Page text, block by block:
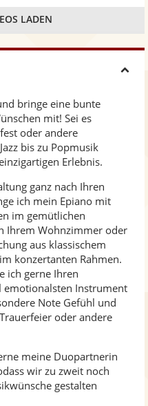
For You (Pop)
LADEN
bringe eine bunte
mit! Sei es
oder andere
bis zu Popmusik
Erlebnis.
ganz nach Ihren
ich mein Epiano mit
im gemütlichen
Ihrem Wohnzimmer oder
aus klassischem
konzertanten Rahmen.
ich gerne Ihren
emotionalsten Instrument
Note Gefühl und
oder andere
meine Duopartnerin
wir zu zweit noch
gestalten